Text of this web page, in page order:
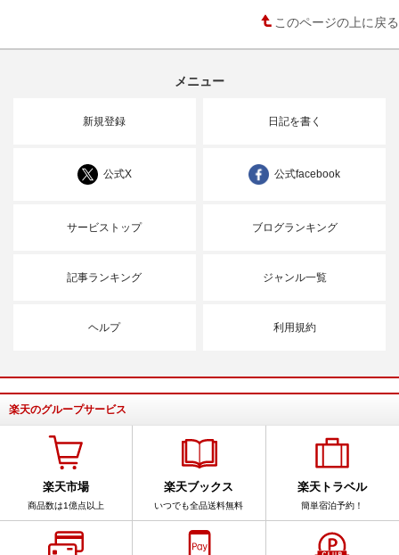
このページの上に戻る
メニュー
新規登録 日記を書く
公式X 公式facebook
サービストップ ブログランキング
記事ランキング ジャンル一覧
ヘルプ 利用規約
楽天のグループサービス
楽天市場
商品数は1億点以上
楽天ブックス
いつでも全品送料無料
楽天トラベル
簡単宿泊予約！